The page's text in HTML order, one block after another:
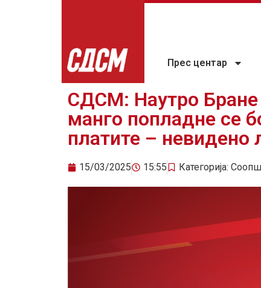
Прес центар
СДСМ: Наутро Бране
манго попладне се
платите – невидено
15/03/2025 15:55 Категорија: